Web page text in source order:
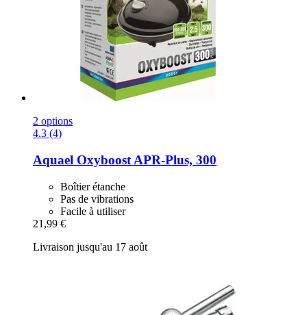
2 options
4.3 (4)
Aquael Oxyboost APR-​Plus, 300
Boîtier étanche
Pas de vibrations
Facile à utiliser
21,99 €
Livraison jusqu'au 17 août